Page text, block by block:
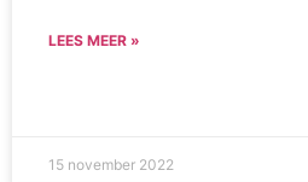
LEES MEER »
15 november 2022